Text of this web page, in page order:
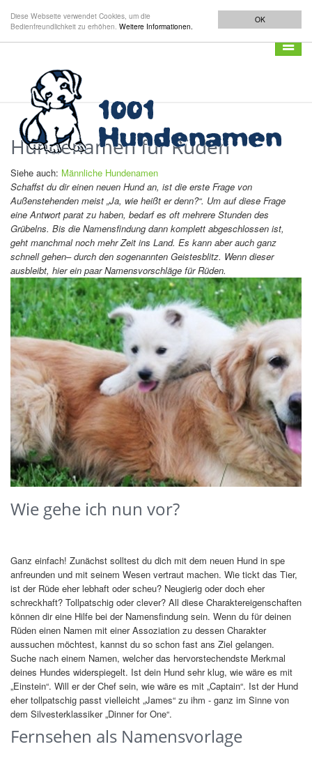
OK
Diese Webseite verwendet Cookies, um die
Bedienfreundlichkeit zu erhöhen. Weitere Informationen.
Hundenamen für Rüden
Siehe auch: Männliche Hundenamen
Schaffst du dir einen neuen Hund an, ist die erste Frage von
Außenstehenden meist „Ja, wie heißt er denn?“. Um auf diese Frage
eine Antwort parat zu haben, bedarf es oft mehrere Stunden des
Grübelns. Bis die Namensfindung dann komplett abgeschlossen ist,
geht manchmal noch mehr Zeit ins Land. Es kann aber auch ganz
schnell gehen– durch den sogenannten Geistesblitz. Wenn dieser
ausbleibt, hier ein paar Namensvorschläge für Rüden.
Wie gehe ich nun vor?
Ganz einfach! Zunächst solltest du dich mit dem neuen Hund in spe
anfreunden und mit seinem Wesen vertraut machen. Wie tickt das Tier,
ist der Rüde eher lebhaft oder scheu? Neugierig oder doch eher
schreckhaft? Tollpatschig oder clever? All diese Charaktereigenschaften
können dir eine Hilfe bei der Namensfindung sein. Wenn du für deinen
Rüden einen Namen mit einer Assoziation zu dessen Charakter
aussuchen möchtest, kannst du so schon fast ans Ziel gelangen.
Suche nach einem Namen, welcher das hervorstechendste Merkmal
deines Hundes widerspiegelt. Ist dein Hund sehr klug, wie wäre es mit
„Einstein“. Will er der Chef sein, wie wäre es mit „Captain“. Ist der Hund
eher tollpatschig passt vielleicht „James“ zu ihm - ganz im Sinne von
dem Silvesterklassiker „Dinner for One“.
Fernsehen als Namensvorlage